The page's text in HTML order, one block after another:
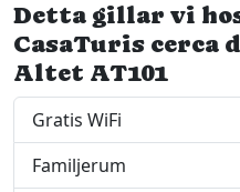
Detta gillar vi
CasaTuris cerca
Altet AT101
Gratis WiFi
Familjerum